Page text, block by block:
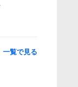
一覧で見る